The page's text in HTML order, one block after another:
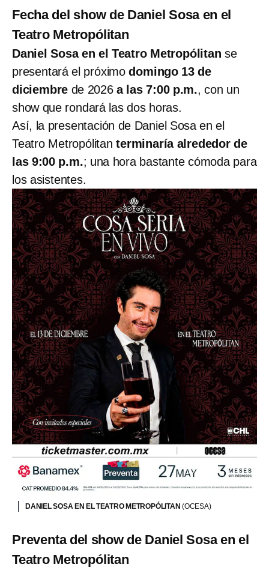
Fecha del show de Daniel Sosa en el
Teatro Metropólitan
Daniel Sosa en el Teatro Metropólitan se
presentará el próximodomingo 13 de
diciembre de 2026a las 7:00 p.m., con un
show que rondará las dos horas.
Así, la presentación de Daniel Sosa en el
Teatro Metropólitanterminaría alrededor de
las 9:00 p.m.; una hora bastante cómoda para
los asistentes.
DANIEL SOSA EN EL TEATRO METROPÓLITAN (OCESA)
Preventa del show de Daniel Sosa en el
Teatro Metropólitan